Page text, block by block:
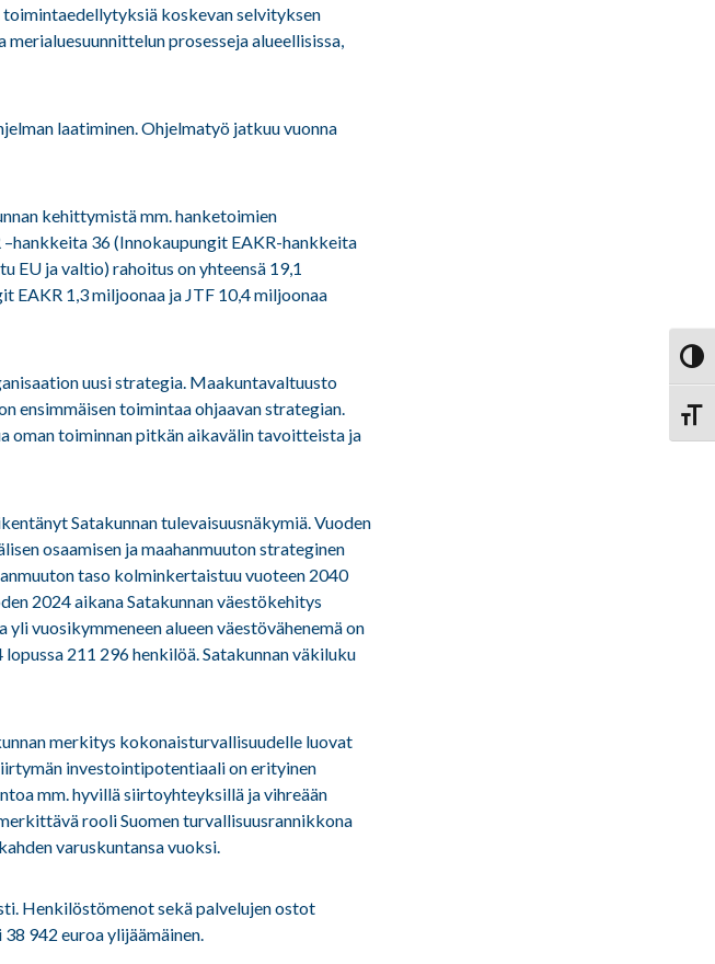
koskevan selvityksen
prosesseja alueellisissa,
laatiminen. Ohjelmatyö jatkuu vuonna
kehittymistä mm. hanketoimien
36 (Innokaupungit EAKR-hankkeita
EU ja valtio) rahoitus on yhteensä 19,1
EAKR 1,3 miljoonaa ja JTF 10,4 miljoonaa
uusi strategia. Maakuntavaltuusto
ensimmäisen toimintaa ohjaavan strategian.
oman toiminnan pitkän aikavälin tavoitteista ja
Satakunnan tulevaisuusnäkymiä. Vuoden
osaamisen ja maahanmuuton strateginen
taso kolminkertaistuu vuoteen 2040
2024 aikana Satakunnan väestökehitys
vuosikymmeneen alueen väestövähenemä on
211 296 henkilöä. Satakunnan väkiluku
merkitys kokonaisturvallisuudelle luovat
investointipotentiaali on erityinen
mm. hyvillä siirtoyhteyksillä ja vihreään
rooli Suomen turvallisuusrannikkona
varuskuntansa vuoksi.
Henkilöstömenot sekä palvelujen ostot
942 euroa ylijäämäinen.